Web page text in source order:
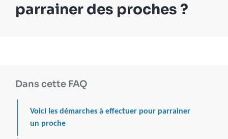
parrainer des proches ?
Dans cette FAQ
Voici les démarches à effectuer pour parrainer
un proche